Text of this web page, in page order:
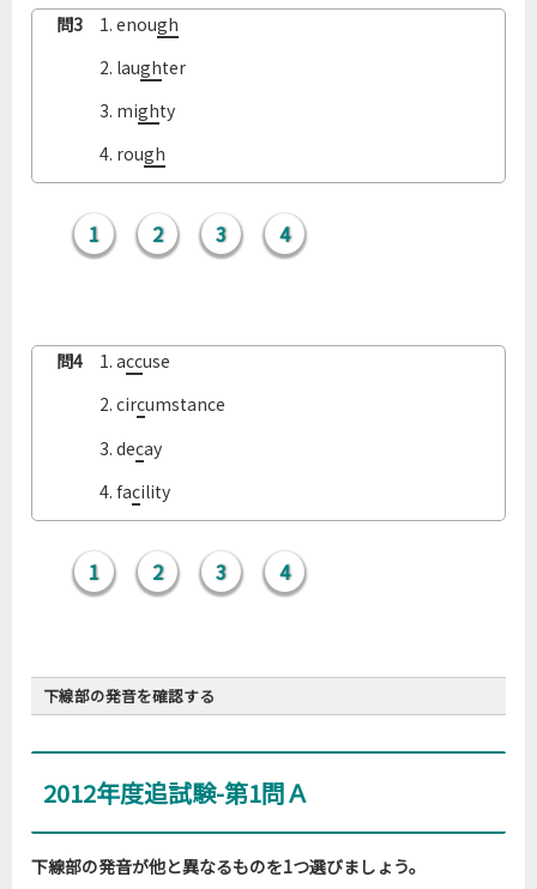
問3 1. enough
2. laughter
3. mighty
4. rough
1 2 3 4
問4 1. accuse
2. circumstance
3. decay
4. facility
1 2 3 4
下線部の発音を確認する
問1
2012年度追試験-第1問Ａ
下線部の発音が他と異なるものを1つ選びましょう。